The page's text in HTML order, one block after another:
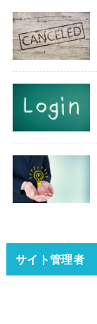
サイト管理者